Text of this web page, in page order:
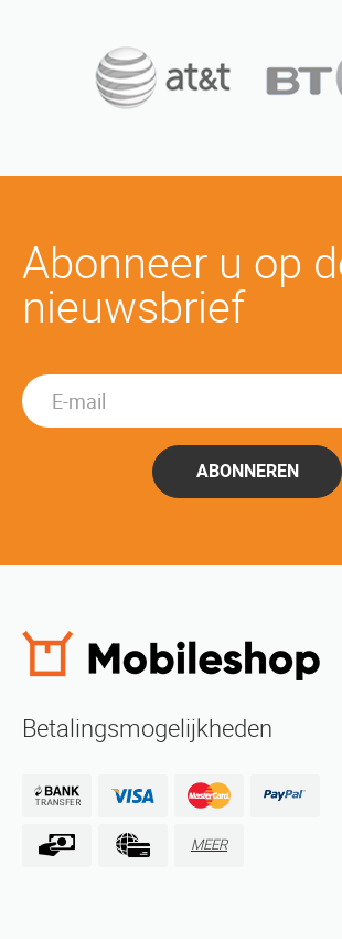
Abonneer u op
nieuwsbrief
ABONNEREN
Betalingsmogelijkheden
MEER